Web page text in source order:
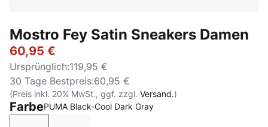
Mostro Fey Satin Sneakers Damen
60,95 €
Ursprünglich:119,95 €
30 Tage Bestpreis:60,95 €
(Preis inkl. 20% MwSt., ggf. zzgl. Versand.)
FarbePUMA Black-Cool Dark Gray